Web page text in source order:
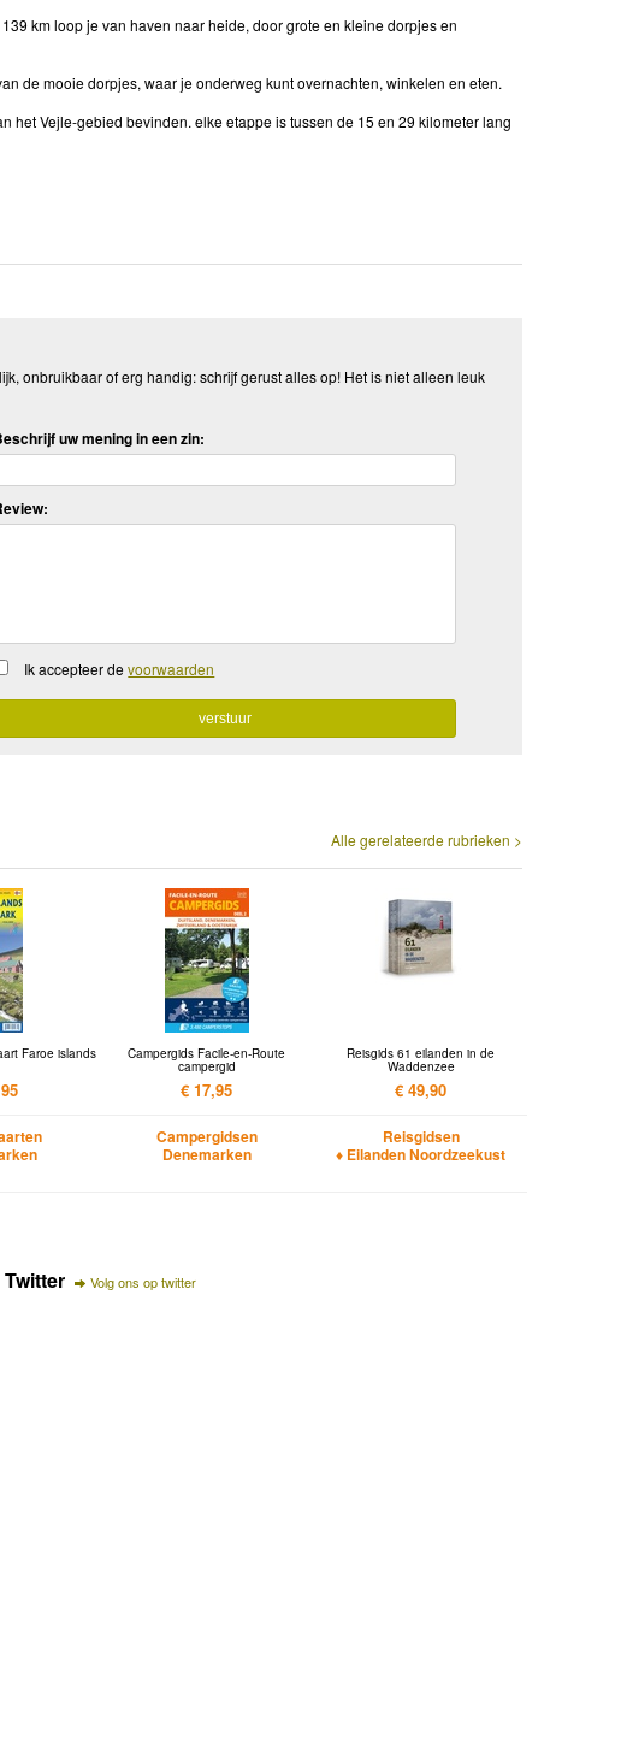
km loop je van haven naar heide, door grote en kleine dorpjes en
de mooie dorpjes, waar je onderweg kunt overnachten, winkelen en eten.
het Vejle-gebied bevinden. elke etappe is tussen de 15 en 29 kilometer lang
onbruikbaar of erg handig: schrijf gerust alles op! Het is niet alleen leuk
uw mening in een zin:
Ik accepteer devoorwaarden
Alle gerelateerde rubrieken >
Faroe islands Campergids Facile-en-Route
campergid
€ 17,95
Campergidsen
Denemarken
Reisgids 61 eilanden in de
Waddenzee
€ 49,90
Reisgidsen
♦ Eilanden Noordzeekust
Twitter Volg ons op twitter